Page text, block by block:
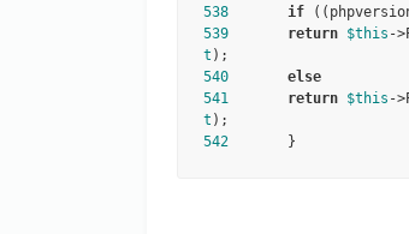
538
if
539
return $this -
t
540
else
541
return $this -
t
542
       }